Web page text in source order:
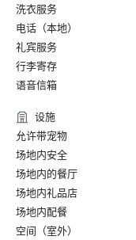
福布斯——2020年2月
度假村四星奖
福布斯 — 2019
度假村四星奖
2019 年《康德纳斯
“北加州顶级度假村”-
洗衣服务
电话（本地）
礼宾服务
行李寄存
语音信箱
设施
允许带宠物
场地内安全
场地内的餐厅
场地内礼品店
场地内配餐
空间（室外）